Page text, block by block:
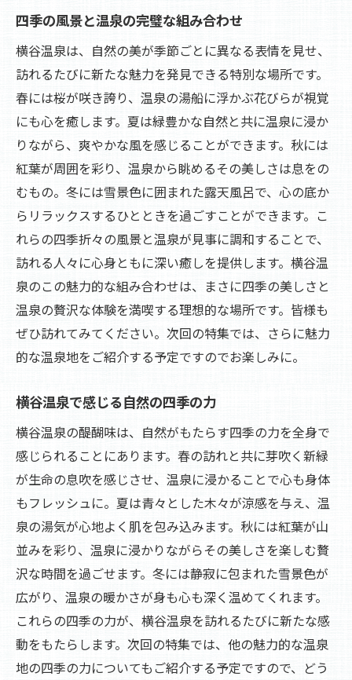
四季の風景と温泉の完璧な組み合わせ
横谷温泉は、自然の美が季節ごとに異なる表情を見せ、
訪れるたびに新たな魅力を発見できる特別な場所です。
春には桜が咲き誇り、温泉の湯船に浮かぶ花びらが視覚
にも心を癒します。夏は緑豊かな自然と共に温泉に浸か
りながら、爽やかな風を感じることができます。秋には
紅葉が周囲を彩り、温泉から眺めるその美しさは息をの
むもの。冬には雪景色に囲まれた露天風呂で、心の底か
らリラックスするひとときを過ごすことができます。こ
れらの四季折々の風景と温泉が見事に調和することで、
訪れる人々に心身ともに深い癒しを提供します。横谷温
泉のこの魅力的な組み合わせは、まさに四季の美しさと
温泉の贅沢な体験を満喫する理想的な場所です。皆様も
ぜひ訪れてみてください。次回の特集では、さらに魅力
的な温泉地をご紹介する予定ですのでお楽しみに。
横谷温泉で感じる自然の四季の力
横谷温泉の醍醐味は、自然がもたらす四季の力を全身で
感じられることにあります。春の訪れと共に芽吹く新緑
が生命の息吹を感じさせ、温泉に浸かることで心も身体
もフレッシュに。夏は青々とした木々が涼感を与え、温
泉の湯気が心地よく肌を包み込みます。秋には紅葉が山
並みを彩り、温泉に浸かりながらその美しさを楽しむ贅
沢な時間を過ごせます。冬には静寂に包まれた雪景色が
広がり、温泉の暖かさが身も心も深く温めてくれます。
これらの四季の力が、横谷温泉を訪れるたびに新たな感
動をもたらします。次回の特集では、他の魅力的な温泉
地の四季の力についてもご紹介する予定ですので、どう